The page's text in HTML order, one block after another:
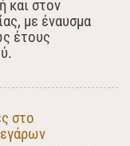
και στον
με έναυσμα
έτους
στο